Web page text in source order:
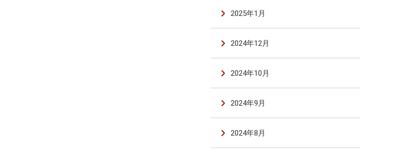
2025年1月
2024年12月
2024年10月
2024年9月
2024年8月